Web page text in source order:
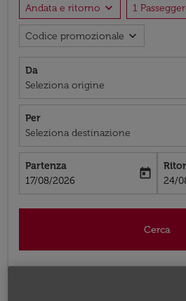
Andata e ritorno expand_more 1
Codice promozionale expand_more
Da
Seleziona origine
Per
Seleziona destinazione
Partenza
fc-booking-departure-date-aria-
17/08/2026
today
fc-
24/
Cerca